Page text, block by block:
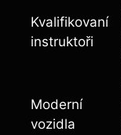
Kvalifikovaní
instruktoři
Moderní​
vozidla